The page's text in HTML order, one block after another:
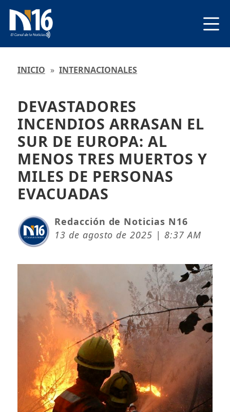
INICIO » INTERNACIONALES
DEVASTADORES
INCENDIOS ARRASAN EL
SUR DE EUROPA: AL
MENOS TRES MUERTOS Y
MILES DE PERSONAS
EVACUADAS
Redacción de Noticias N16
13 de agosto de 2025 | 8:37 AM